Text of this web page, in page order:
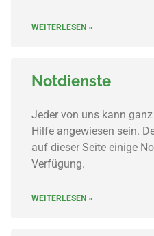
WEITERLESEN »
Notdienste
Jeder von uns kann
Hilfe angewiesen sein.
auf dieser Seite einige
Verfügung.
WEITERLESEN »